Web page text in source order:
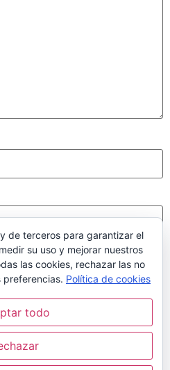
electrónico y web en este
vez que comente.
de terceros para garantizar el
su uso y mejorar nuestros
las cookies, rechazar las no
preferencias. Política de cookies
todo